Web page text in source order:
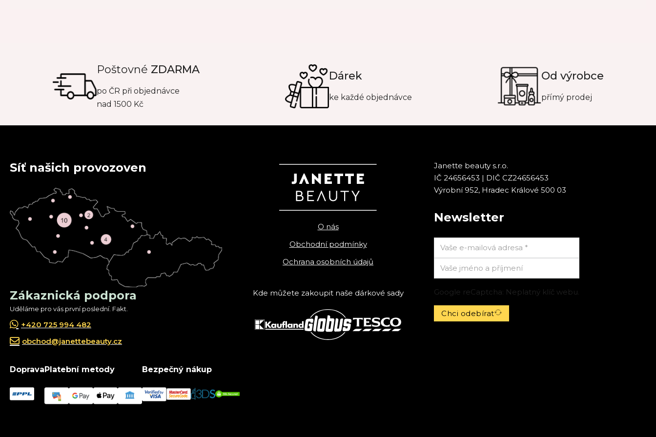
Poštovné ZDARMA
po ČR při objednávce
nad 1500 Kč
Dárek
ke každé objednávce
Od výrobce
přímý prodej
Síť našich provozoven
Zákaznická podpora
Uděláme pro vás první poslední. Fakt.
+420 725 994 482
obchod@janettebeauty.cz
O nás
Obchodní podmínky
Ochrana osobních údajů
Kde můžete zakoupit naše dárkové sady
Janette beauty s.r.o.
IČ 24656453 | DIČ CZ24656453
Výrobní 952, Hradec Králové 500 03
Newsletter
Google reCaptcha: Neplatný klíč webu.
Chci odebírat
DopravaPlatební metody Bezpečný nákup